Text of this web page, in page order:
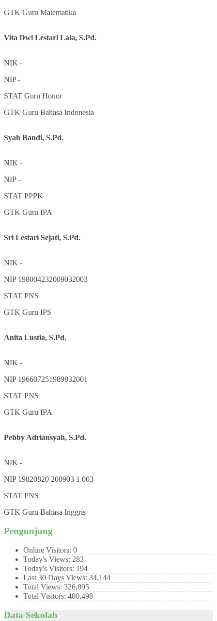
GTK Guru Matematika
Vita Dwi Lestari Laia, S.Pd.
NIK -
NIP-
STAT Guru Honor
GTK Guru Bahasa Indonesia
Syah Bandi, S.Pd.
NIK -
NIP-
STAT PPPK
GTK Guru IPA
Sri Lestari Sejati, S.Pd.
NIK -
NIP 198004232009032003
STAT PNS
GTK Guru IPS
Anita Lustia, S.Pd.
NIK -
NIP 196607251989032001
STAT PNS
GTK Guru IPA
Pebby Adriansyah, S.Pd.
NIK -
NIP 19820820 200903 1 003
STAT PNS
GTK Guru Bahasa Inggris
Pengunjung
Online Visitors: 0
Today's Views: 283
Today's Visitors: 194
Last 30 Days Views: 34,144
Total Views: 326,895
Total Visitors: 400,498
Data Sekolah